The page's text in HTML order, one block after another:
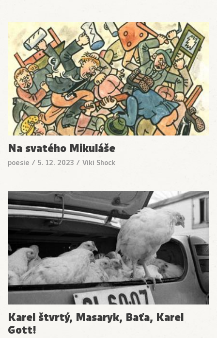
Na svatého Mikuláše
poesie / 5. 12. 2023 / Viki Shock
Karel štvrtý, Masaryk, Baťa, Karel
Gott!